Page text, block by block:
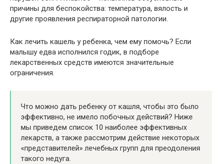
причины для беспокойства: температура, вялость и
другие проявления респираторной патологии.
Как лечить кашель у ребенка, чем ему помочь? Если
малышу едва исполнился годик, в подборе
лекарственных средств имеются значительные
ограничения.
Что можно дать ребенку от кашля, чтобы это было
эффективно, не имело побочных действий? Ниже
мы приведем список 10 наиболее эффективных
лекарств, а также рассмотрим действие некоторых
«представителей» лечебных групп для преодоления
такого недуга.